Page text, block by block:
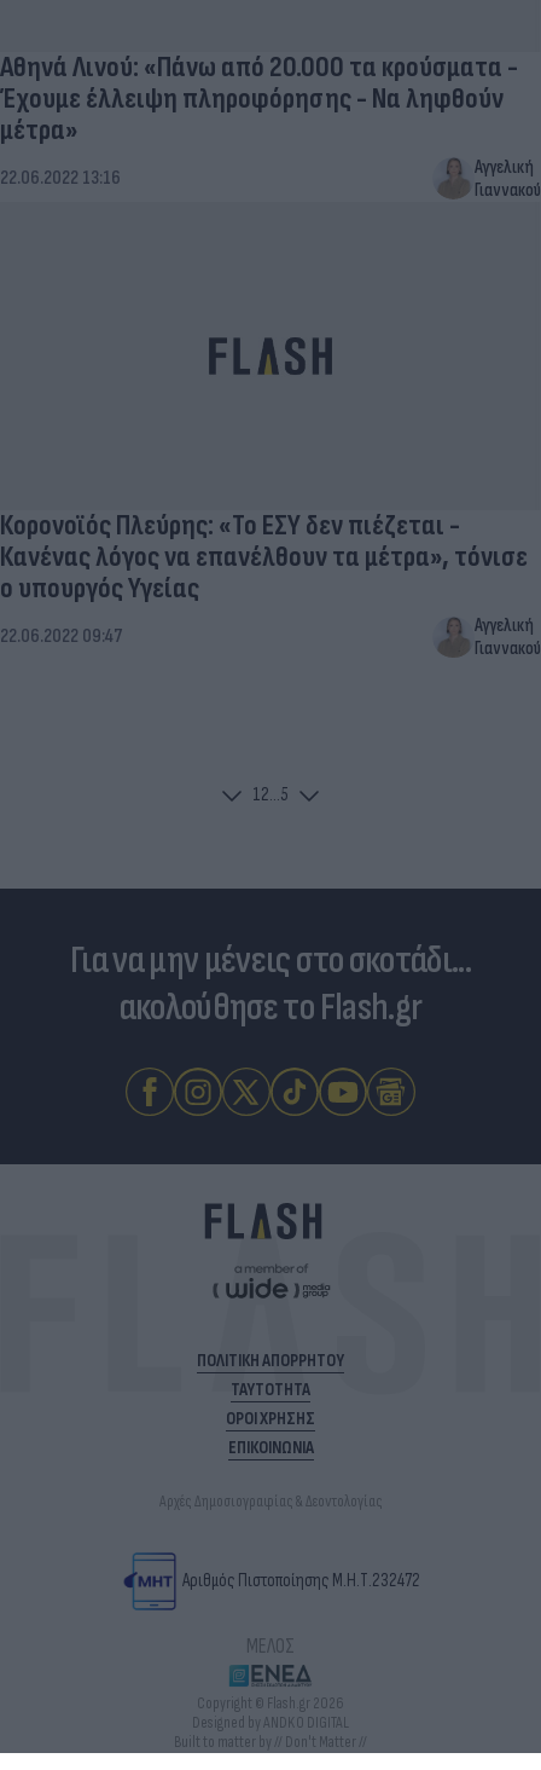
Αθηνά Λινού: «Πάνω από 20.000 τα κρούσματα -
Έχουμε έλλειψη πληροφόρησης - Να ληφθούν
μέτρα»
22.06.2022 13:16
Αγγελική
Γιαννακού
Κορονοϊός Πλεύρης: «Το ΕΣΥ δεν πιέζεται -
Κανένας λόγος να επανέλθουν τα μέτρα», τόνισε
ο υπουργός Υγείας
22.06.2022 09:47
Αγγελική
Γιαννακού
12...5
Για να μην μένεις στο σκοτάδι...
ακολούθησε το Flash.gr
ΠΟΛΙΤΙΚΗ ΑΠΟΡΡΗΤΟΥ
ΤΑΥΤΟΤΗΤΑ
ΟΡΟΙ ΧΡΗΣΗΣ
ΕΠΙΚΟΙΝΩΝΙΑ
Αρχές Δημοσιογραφίας & Δεοντολογίας
Αριθμός Πιστοποίησης Μ.Η.Τ.232472
ΜΕΛΟΣ
Copyright © Flash.gr 2026
Designed by ANDKO DIGITAL
Built to matter by // Don't Matter //